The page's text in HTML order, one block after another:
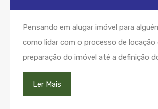
Pensando em alugar imóvel para
como lidar com o processo de locação
preparação do imóvel até a definição
Ler Mais